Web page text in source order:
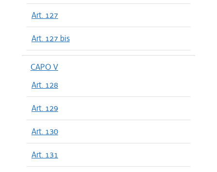
Art. 127
Art. 127 bis
CAPO V
Art. 128
Art. 129
Art. 130
Art. 131